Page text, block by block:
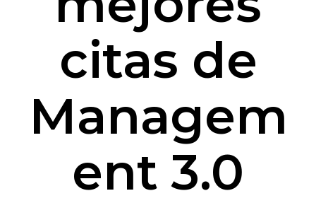
citas de
Managem
ent 3.0